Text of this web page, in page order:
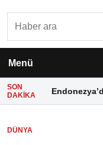
Menü
SON
DAKIKA
DÜNYA